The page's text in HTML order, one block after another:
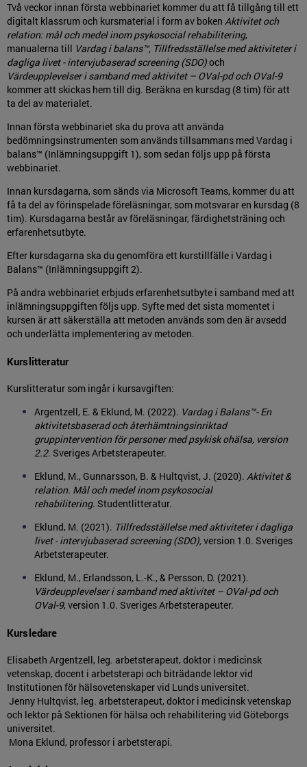
Två veckor innan första webbinariet kommer du att få tillgång till ett
digitalt klassrum och kursmaterial i form av boken Aktivitet och
relation: mål och medel inom psykosocial rehabilitering,
manualerna till Vardag i balans™, Tillfredsställelse med aktiviteter i
dagliga livet - intervjubaserad screening (SDO)och
Värdeupplevelser i samband med aktivitet – OVal-pd och OVal-9
kommer att skickas hem till dig. Beräkna en kursdag (8 tim) för att
ta del av materialet.
Innan första webbinariet ska du prova att använda
bedömningsinstrumenten som används tillsammans med Vardag i
balans™ (Inlämningsuppgift 1), som sedan följs upp på första
webbinariet.
Innan kursdagarna, som sänds via Microsoft Teams, kommer du att
få ta del av förinspelade föreläsningar, som motsvarar en kursdag (8
tim). Kursdagarna består av föreläsningar, färdighetsträning och
erfarenhetsutbyte.
Efter kursdagarna ska du genomföra ett kurstillfälle i Vardag i
Balans™ (Inlämningsuppgift 2).
På andra webbinariet erbjuds erfarenhetsutbyte i samband med att
inlämningsuppgiften följs upp. Syfte med det sista momentet i
kursen är att säkerställa att metoden används som den är avsedd
och underlätta implementering av metoden.
Kurslitteratur
Kurslitteratur som ingår i kursavgiften:
Argentzell, E. & Eklund, M. (2022). Vardag i Balans™- En
aktivitetsbaserad och återhämtningsinriktad
gruppintervention för personer med psykisk ohälsa, version
2.2. Sveriges Arbetsterapeuter.
Eklund, M., Gunnarsson, B. & Hultqvist, J. (2020). Aktivitet &
relation. Mål och medel inom psykosocial
rehabilitering. Studentlitteratur.
Eklund, M. (2021). Tillfredsställelse med aktiviteter i dagliga
livet - intervjubaserad screening (SDO),version 1.0. Sveriges
Arbetsterapeuter.
Eklund, M., Erlandsson, L.-K., & Persson, D. (2021).
Värdeupplevelser i samband med aktivitet – OVal-pd och
OVal-9, version 1.0. Sveriges Arbetsterapeuter.
Kursledare
Elisabeth Argentzell, leg. arbetsterapeut, doktor i medicinsk
vetenskap, docent i arbetsterapi och biträdande lektor vid
Institutionen för hälsovetenskaper vid Lunds universitet.
Jenny Hultqvist, leg. arbetsterapeut, doktor i medicinsk vetenskap
och lektor på Sektionen för hälsa och rehabilitering vid Göteborgs
universitet.
Mona Eklund, professor i arbetsterapi.